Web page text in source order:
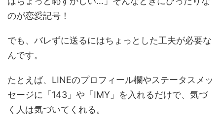
のが恋愛記号！
でも、バレずに送るにはちょっとした工夫が必要な
んです。
たとえば、LINEのプロフィール欄やステータスメッ
セージに「143」や「IMY」を入れるだけで、気づ
く人は気づいてくれる。